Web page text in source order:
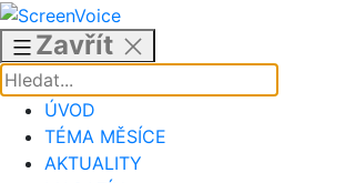
Přejít
obsahu
Zavřít
ÚVOD
TÉMA MĚSÍCE
AKTUALITY